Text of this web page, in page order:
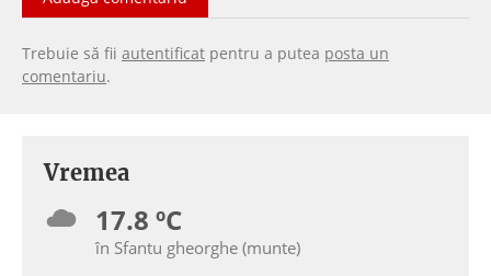
Trebuie să fii autentificat pentru a putea posta un
comentariu.
Vremea
17.8 ºC
în Sfantu gheorghe (munte)